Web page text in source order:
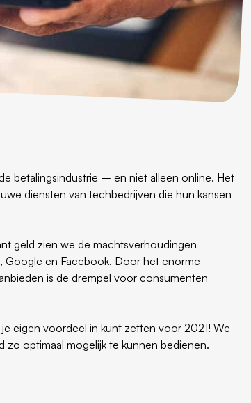
betalingsindustrie – en niet alleen online. Het
diensten van techbedrijven die hun kansen
geld zien we de machtsverhoudingen
Google en Facebook. Door het enorme
is de drempel voor consumenten
eigen voordeel in kunt zetten voor 2021! We
zo optimaal mogelijk te kunnen bedienen.